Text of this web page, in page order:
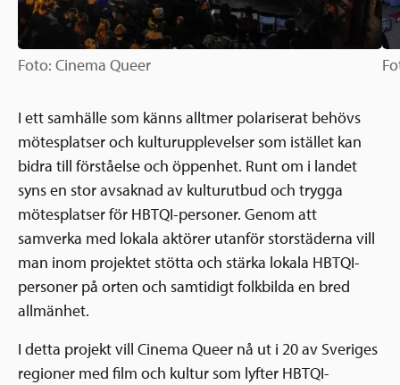
Postkodlotteriet
Foto: Cinema Queer
I ett samhälle som känns alltmer polariserat behövs
mötesplatser och kulturupplevelser som istället kan
bidra till förståelse och öppenhet. Runt om i landet
syns en stor avsaknad av kulturutbud och trygga
mötesplatser för HBTQI-personer. Genom att
samverka med lokala aktörer utanför storstäderna vill
man inom projektet stötta och stärka lokala HBTQI-
personer på orten och samtidigt folkbilda en bred
allmänhet.
I detta projekt vill Cinema Queer nå ut i 20 av Sveriges
regioner med film och kultur som lyfter HBTQI-